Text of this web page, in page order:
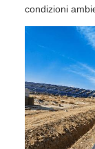
condizioni